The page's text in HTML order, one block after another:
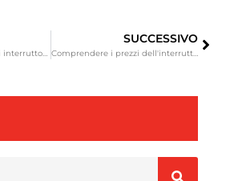
Come si confrontano gli interruttori idraulici con gli interruttori pneumatici per l'uso in costruzione?
SUCCESSIVO
Comprendere i prezzi dell'interruttore idraulico: economico ora, costoso in seguito